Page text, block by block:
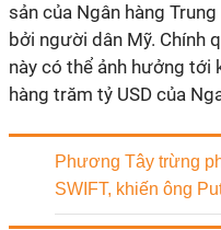
sản của Ngân hàng
bởi người dân Mỹ. Chính
này có thể ảnh hưởng
hàng trăm tỷ USD của
Phương Tây trừng
SWIFT, khiến ông